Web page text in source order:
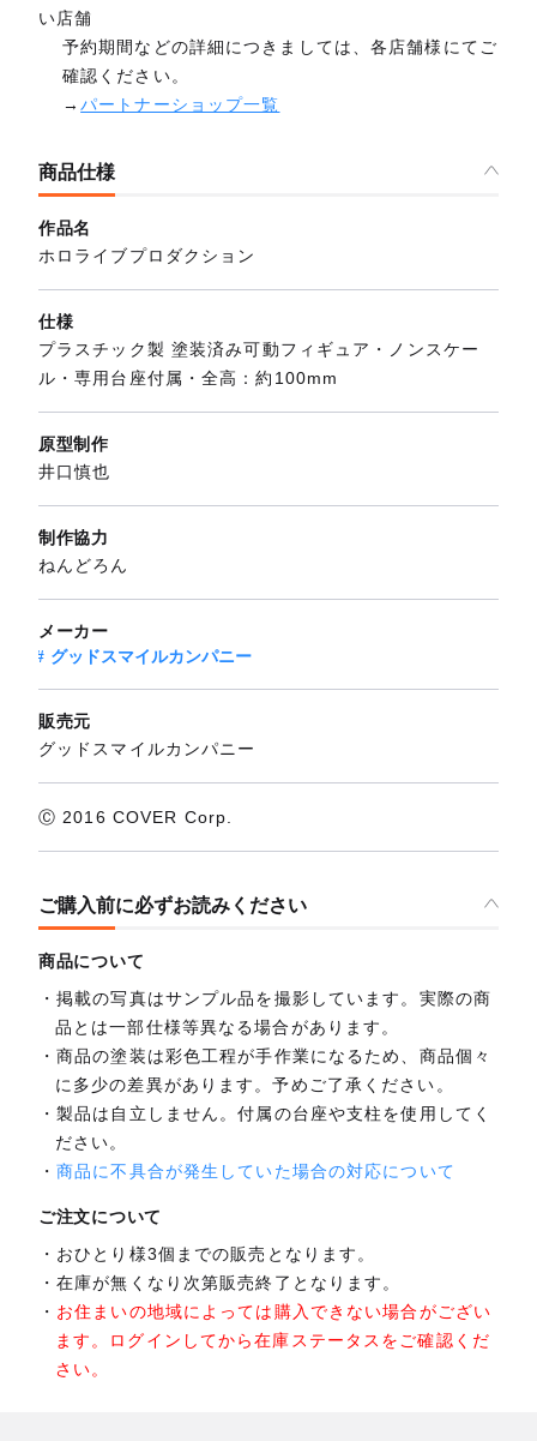
い店舗
予約期間などの詳細につきましては、各店舗様にてご
確認ください。
→パートナーショップ一覧
商品仕様
作品名
ホロライブプロダクション
仕様
プラスチック製 塗装済み可動フィギュア・ノンスケー
ル・専用台座付属・全高：約100mm
原型制作
井口慎也
制作協力
ねんどろん
メーカー
グッドスマイルカンパニー
販売元
グッドスマイルカンパニー
Ⓒ 2016 COVER Corp.
ご購入前に必ずお読みください
商品について
掲載の写真はサンプル品を撮影しています。実際の商
品とは一部仕様等異なる場合があります。
商品の塗装は彩色工程が手作業になるため、商品個々
に多少の差異があります。予めご了承ください。
製品は自立しません。付属の台座や支柱を使用してく
ださい。
商品に不具合が発生していた場合の対応について
ご注文について
おひとり様3個までの販売となります。
在庫が無くなり次第販売終了となります。
お住まいの地域によっては購入できない場合がござい
ます。ログインしてから在庫ステータスをご確認くだ
さい。